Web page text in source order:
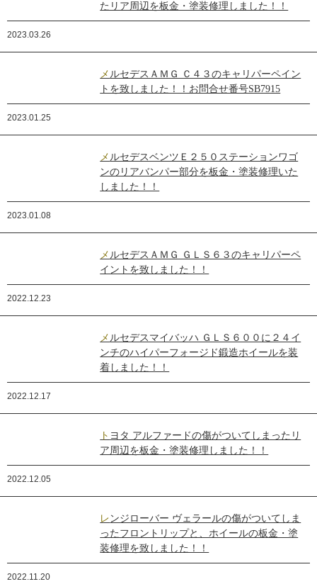
たリア周辺を板金・塗装修理しました！！
2023.03.26
メルセデスＡＭＧ Ｃ４３のキャリパーペイン
トを致しました！！お問合せ番号SB7915
2023.01.25
メルセデスベンツＥ２５０ステーションワゴ
ンのリアバンパー部分を板金・塗装修理いた
しました！！
2023.01.08
メルセデスＡＭＧ ＧＬＳ６３のキャリパーペ
イントを致しました！！
2022.12.23
メルセデスマイバッハ ＧＬＳ６００に２４イ
ンチのハイパーフォージド鍛造ホイールを装
着しました！！
2022.12.17
トヨタ アルファードの傷がついてしまったリ
ア周辺を板金・塗装修理しました！！
2022.12.05
レンジローバー ヴェラールの傷がついてしま
ったフロントリップと、ホイールの板金・塗
装修理を致しました！！
2022.11.20